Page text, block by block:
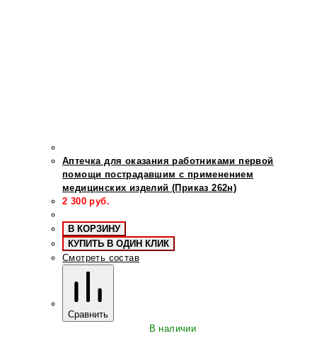
Аптечка для оказания работниками первой
помощи пострадавшим с применением
медицинских изделий (Приказ 262н)
2 300 руб.
В КОРЗИНУ
КУПИТЬ В ОДИН КЛИК
Смотреть состав
Сравнить
В наличии